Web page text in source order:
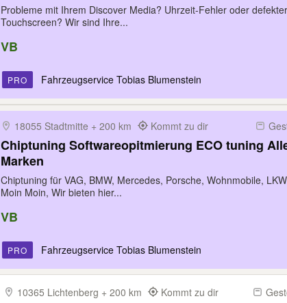
Probleme mit Ihrem Discover Media? Uhrzeit-Fehler oder defekter
Touchscreen? Wir sind Ihre...
VB
PRO Fahrzeugservice Tobias Blumenstein
18055 Stadtmitte + 200 km Kommt zu dir
Chiptuning Softwareopitmierung ECO tuning
Marken
Chiptuning für VAG, BMW, Mercedes, Porsche, Wohnmobile,
Moin Moin, Wir bieten hier...
VB
PRO Fahrzeugservice Tobias Blumenstein
10365 Lichtenberg + 200 km Kommt zu dir